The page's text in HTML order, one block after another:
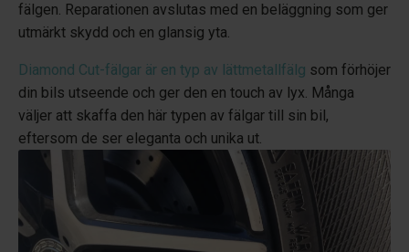
fälgen. Reparationen avslutas med en beläggning som ger
utmärkt skydd och en glansig yta.
Diamond Cut-fälgar är en typ av lättmetallfälg som förhöjer
din bils utseende och ger den en touch av lyx. Många
väljer att skaffa den här typen av fälgar till sin bil,
eftersom de ser eleganta och unika ut.